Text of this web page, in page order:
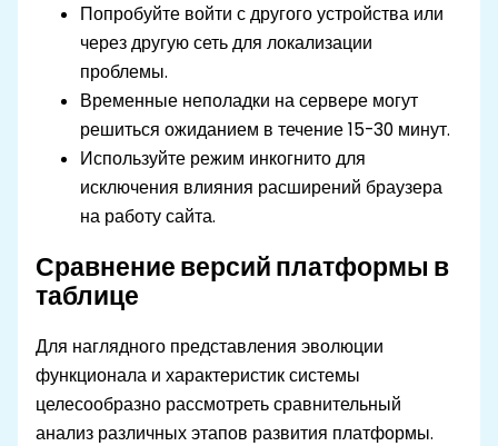
Попробуйте войти с другого устройства или
через другую сеть для локализации
проблемы.
Временные неполадки на сервере могут
решиться ожиданием в течение 15-30 минут.
Используйте режим инкогнито для
исключения влияния расширений браузера
на работу сайта.
Сравнение версий платформы в
таблице
Для наглядного представления эволюции
функционала и характеристик системы
целесообразно рассмотреть сравнительный
анализ различных этапов развития платформы.